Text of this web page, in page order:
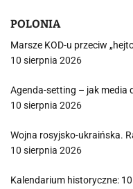
POLONIA
Marsze KOD-u przeciw
10 sierpnia 2026
Agenda-setting – jak media
10 sierpnia 2026
Wojna rosyjsko-ukraińska.
10 sierpnia 2026
Kalendarium historyczne: